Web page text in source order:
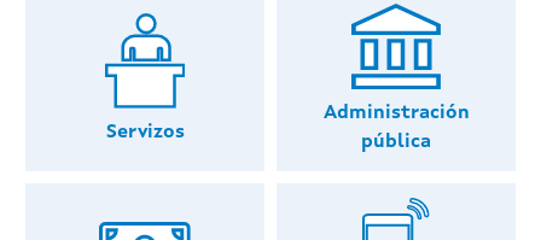
Servizos
Administración
pública